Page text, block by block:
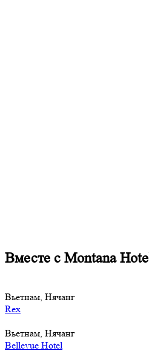
Вместе с Montana
Вьетнам, Нячанг
Rex
Вьетнам, Нячанг
Bellevue Hotel